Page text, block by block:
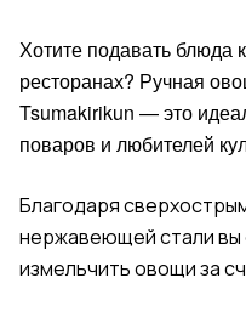
Хотите подавать блюда
ресторанах? Ручная
Tsumakirikun — это
поваров и любителей
Благодаря
нержавеющей стали вы
измельчить овощи за